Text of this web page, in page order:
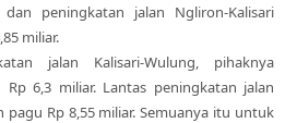
peningkatan jalan Ngliron-Kalisari
miliar.
jalan Kalisari-Wulung, pihaknya
6,3 miliar. Lantas peningkatan jalan
Rp 8,55 miliar. Semuanya itu untuk